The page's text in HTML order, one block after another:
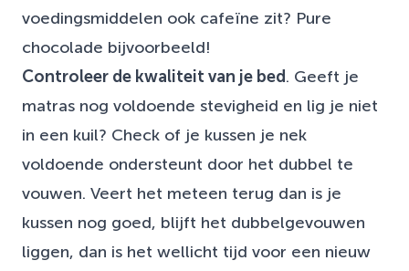
voedingsmiddelen ook cafeïne zit? Pure
chocolade bijvoorbeeld!
Controleer de kwaliteit van je bed . Geeft je
matras nog voldoende stevigheid en lig je niet
in een kuil? Check of je kussen je nek
voldoende ondersteunt door het dubbel te
vouwen. Veert het meteen terug dan is je
kussen nog goed, blijft het dubbelgevouwen
liggen, dan is het wellicht tijd voor een nieuw